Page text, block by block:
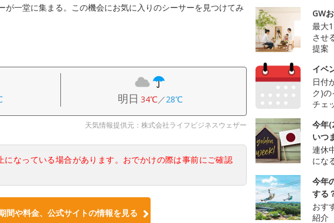
が一堂に集まる。この機会にお気に入りのシーサーを見つけてみ
明日 34℃／28℃
天気情報提供元：株式会社ライフビジネスウェザー
なっている場合があります。おでかけの際は事前にご確認
間や料金、公式サイトの情報を見る
GW
最大
させ
提案
イベ
日付
ク)の
チェ
今年
いつ
連休
にな
今年
する
おす
紹介